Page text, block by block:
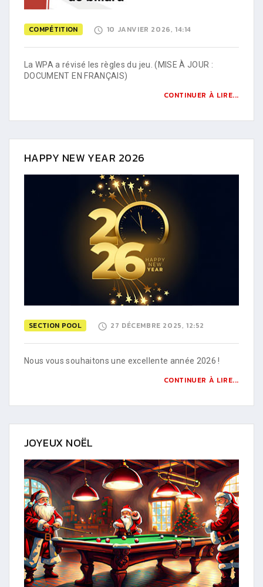
COMPÉTITION 10 JANVIER 2026, 14:14
La WPA a révisé les règles du jeu. (MISE À JOUR :
DOCUMENT EN FRANÇAIS)
CONTINUER À LIRE...
HAPPY NEW YEAR 2026
SECTION POOL 27 DÉCEMBRE 2025, 12:52
Nous vous souhaitons une excellente année 2026 !
CONTINUER À LIRE...
JOYEUX NOËL